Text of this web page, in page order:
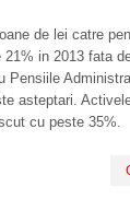
de lei catre
in 2013 fata
Pensiile
asteptari.
cu peste 35%.